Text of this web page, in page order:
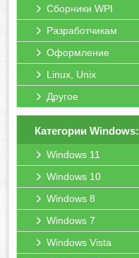
Сборники WPI
Разработчикам
Оформление
Linux, Unix
Другое
Категории Windows:
Windows 11
Windows 10
Windows 8
Windows 7
Windows Vista